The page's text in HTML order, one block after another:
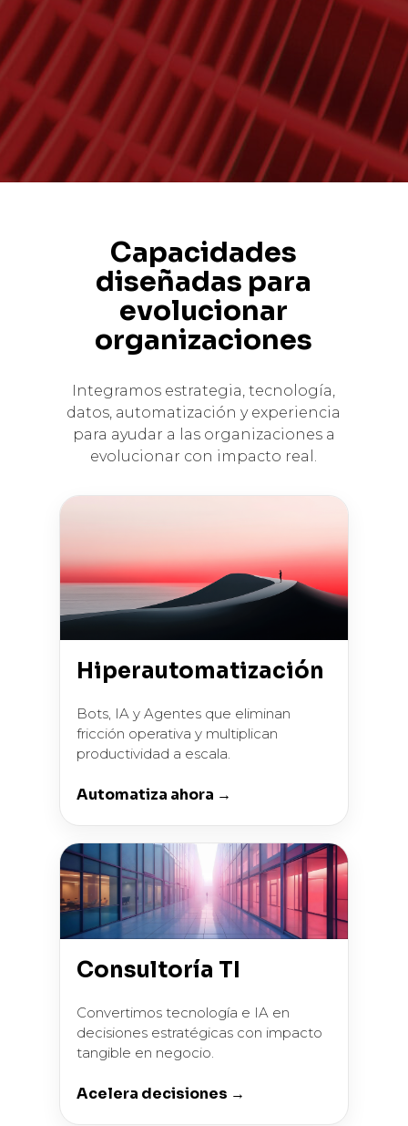
Capacidades
diseñadas para
evolucionar
organizaciones
Integramos estrategia, tecnología,
datos, automatización y experiencia
para ayudar a las organizaciones a
evolucionar con impacto real.
Hiperautomatización
Bots, IA y Agentes que eliminan
fricción operativa y multiplican
productividad a escala.
Automatiza ahora →
Consultoría TI
Convertimos tecnología e IA en
decisiones estratégicas con impacto
tangible en negocio.
Acelera decisiones →